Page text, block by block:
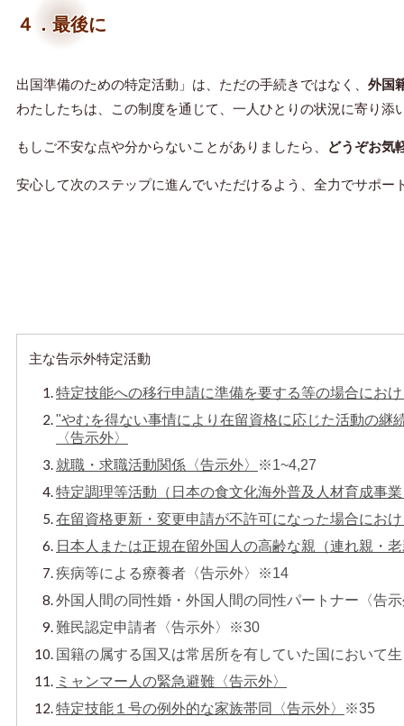
４．最後に
出国準備のための特定活動」は、ただの手続きではなく、 外国
わたしたちは、この制度を通じて、一人ひとりの状況に寄り
もしご不安な点や分からないことがありましたら、 どうぞお気
安心して次のステップに進んでいただけるよう、全力でサポー
主な告示外特定活動
特定技能への移行申請に準備を要する等の場合にお
"やむを得ない事情により在留資格に応じた活動の継
〈告示外〉
就職・求職活動関係〈告示外〉
※1~4,27
特定調理等活動（日本の食文化海外普及人材育成事
在留資格更新・変更申請が不許可になった場合にお
日本人または正規在留外国人の高齢な親（連れ親・
疾病等による療養者〈告示外〉※14
外国人間の同性婚・外国人間の同性パートナー〈告
難民認定申請者〈告示外〉※30
国籍の属する国又は常居所を有していた国において
ミャンマー人の緊急避難〈告示外〉
特定技能１号の例外的な家族帯同〈告示外〉
※35